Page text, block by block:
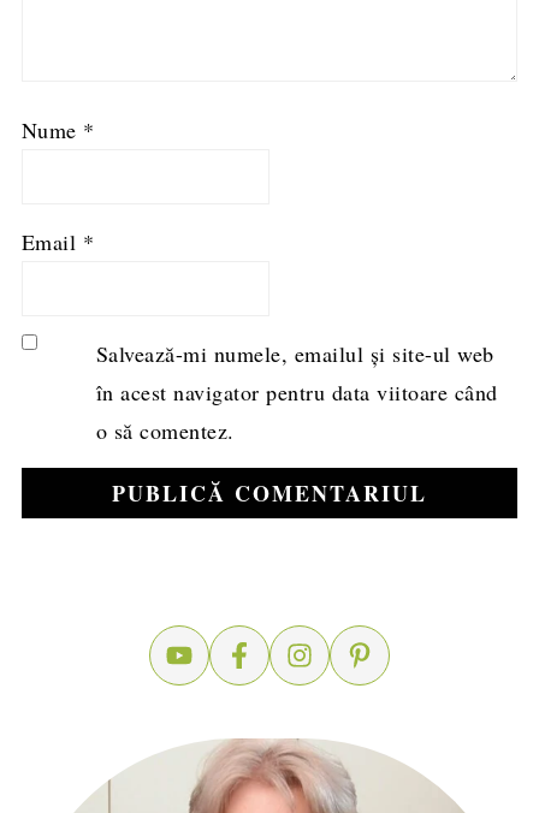
Nume *
Email *
Salvează-mi numele, emailul și site-ul web
în acest navigator pentru data viitoare când
o să comentez.